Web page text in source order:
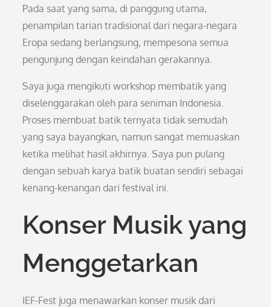
Pada saat yang sama, di panggung utama,
penampilan tarian tradisional dari negara-negara
Eropa sedang berlangsung, mempesona semua
pengunjung dengan keindahan gerakannya.
Saya juga mengikuti workshop membatik yang
diselenggarakan oleh para seniman Indonesia.
Proses membuat batik ternyata tidak semudah
yang saya bayangkan, namun sangat memuaskan
ketika melihat hasil akhirnya. Saya pun pulang
dengan sebuah karya batik buatan sendiri sebagai
kenang-kenangan dari festival ini.
Konser Musik yang
Menggetarkan
IEF-Fest juga menawarkan konser musik dari